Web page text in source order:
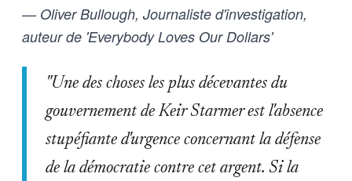
— Oliver Bullough, Journaliste d'investigation,
auteur de 'Everybody Loves Our Dollars'
"Une des choses les plus décevantes du
gouvernement de Keir Starmer est l'absence
stupéfiante d'urgence concernant la défense
de la démocratie contre cet argent. Si la